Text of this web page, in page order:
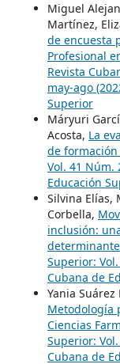
Miguel
Martínez,
de encuesta
Profesional
Revista
may-ago
Superior
Máryuri
Acosta, La
de formación
Vol. 41 Núm.
Educación
Silvina Elías,
Corbella,
inclusión:
Superior:
Cubana de
Yania
Metodología
Ciencias
Superior:
Cubana de